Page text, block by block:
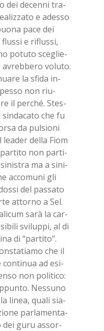
dei de­cen­ni tra­
e ades­so
pace dei
e ri­flus­si,
po­tu­to sce­glie­
avreb­be­ro vo­lu­to.
la sfi­da in­
non riu­
il per­ché. Stes­
che fu
da pul­sio­ni
del­la Fiom
par­ti­to non par­ti­
ma a si­ni­
ac­co­mu­ni gli
del pas­sa­to
at­tor­no a Sel.
sarà la car­
svi­lup­pi, al di
di “par­ti­to”.
che il
con­ti­nua ad esi­
non po­li­ti­co:
Nes­su­no
li­nea, qua­li sia­
par­la­men­ta­
dei guru as­sor­